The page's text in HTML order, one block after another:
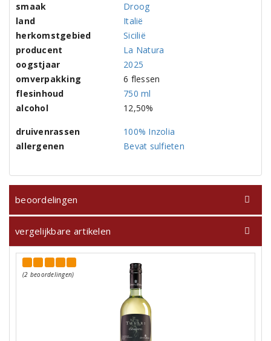
smaak
Droog
land
Italië
herkomstgebied
Sicilië
producent
La Natura
oogstjaar
2025
omverpakking
6 flessen
flesinhoud
750 ml
alcohol
12,50%
druivenrassen
100% Inzolia
allergenen
Bevat sulfieten
beoordelingen
vergelijkbare artikelen
(2 beoordelingen)